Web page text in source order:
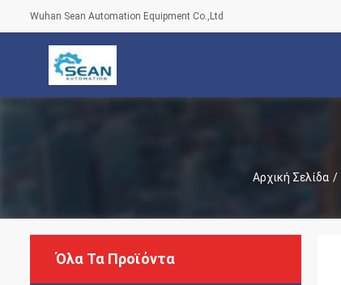
Wuhan Sean Automation Equipment Co.,Ltd
Αρχική Σελίδα /
Όλα Τα Προϊόντα